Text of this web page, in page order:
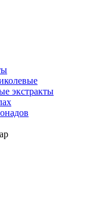
экстракты